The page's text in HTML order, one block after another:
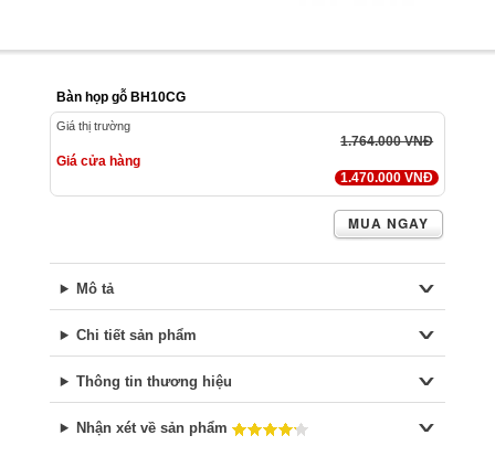
Bàn họp gỗ BH10CG
Giá thị trường
1.764.000 VNĐ
Giá cửa hàng
1.470.000 VNĐ
MUA NGAY
Mô tả
Chi tiết sản phẩm
Thông tin thương hiệu
Nhận xét về sản phẩm